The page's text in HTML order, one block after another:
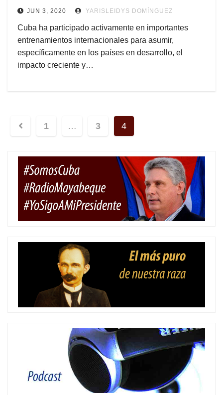
JUN 3, 2020 YARISLEIDYS DOMÍNGUEZ
Cuba ha participado activamente en importantes
entrenamientos internacionales para asumir,
específicamente en los países en desarrollo, el
impacto creciente y…
Navegación
entradas
1 … 3 4